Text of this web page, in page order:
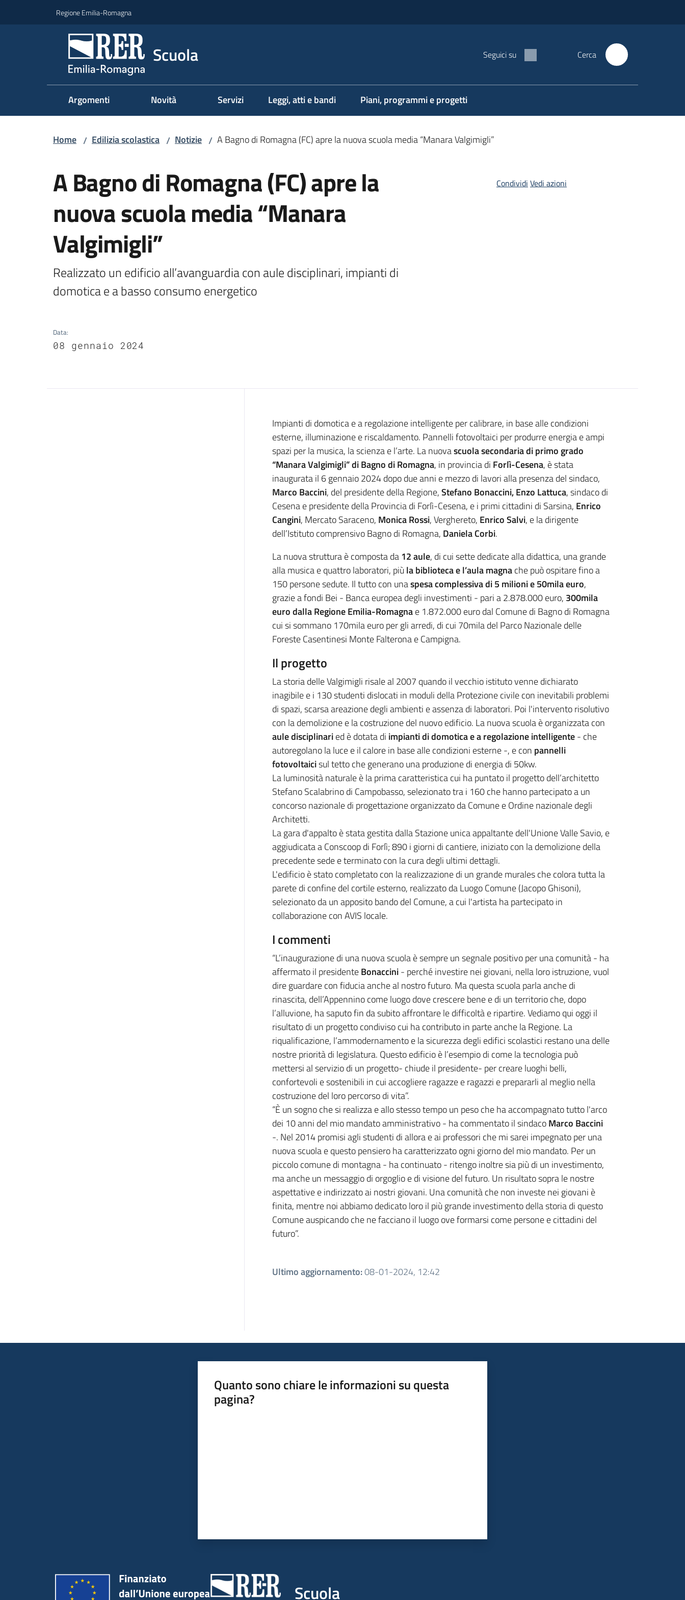
Regione Emilia-Romagna
Scuola Seguici su Cerca
Argomenti Novità Servizi Leggi, atti e bandi Piani, programmi e progetti
Home / Edilizia scolastica / Notizie / A Bagno di Romagna (FC) apre la nuova scuola media “Manara Valgimigli”
A Bagno di Romagna (FC) apre la
nuova scuola media “Manara
Valgimigli”
Realizzato un edificio all’avanguardia con aule disciplinari, impianti di
domotica e a basso consumo energetico
Data:
08 gennaio 2024
Condividi Vedi azioni
Introduzione
Impianti di domotica e a regolazione intelligente per calibrare, in base alle condizioni
esterne, illuminazione e riscaldamento. Pannelli fotovoltaici per produrre energia e ampi
spazi per la musica, la scienza e l’arte. La nuovascuola secondaria di primo grado
“Manara Valgimigli” di Bagno di Romagna, in provincia di Forlì-Cesena, è stata
inaugurata il 6 gennaio 2024 dopo due anni e mezzo di lavori alla presenza del sindaco,
Marco Baccini, del presidente della Regione,Stefano Bonaccini, Enzo Lattuca, sindaco di
Cesena e presidente della Provincia di Forlì-Cesena, e i primi cittadini di Sarsina, Enrico
Cangini, Mercato Saraceno, Monica Rossi, Verghereto, Enrico Salvi, e la dirigente
dell’Istituto comprensivo Bagno di Romagna, Daniela Corbi.
La nuova struttura è composta da12 aule, di cui sette dedicate alla didattica, una grande
alla musica e quattro laboratori, più la biblioteca e l’aula magnache può ospitare fino a
150 persone sedute. Il tutto con unaspesa complessiva di 5 milioni e 50mila euro,
grazie a fondi Bei - Banca europea degli investimenti - pari a 2.878.000 euro, 300mila
euro dalla Regione Emilia-Romagnae 1.872.000 euro dal Comune di Bagno di Romagna
cui si sommano 170mila euro per gli arredi, di cui 70mila del Parco Nazionale delle
Foreste Casentinesi Monte Falterona e Campigna.
Il progetto
La storia delle Valgimigli risale al 2007 quando il vecchio istituto venne dichiarato
inagibile e i 130 studenti dislocati in moduli della Protezione civile con inevitabili problemi
di spazi, scarsa areazione degli ambienti e assenza di laboratori. Poi l'intervento risolutivo
con la demolizione e la costruzione del nuovo edificio. La nuova scuola è organizzata con
aule disciplinaried è dotata di impianti di domotica e a regolazione intelligente- che
autoregolano la luce e il calore in base alle condizioni esterne -, e con pannelli
fotovoltaicisul tetto che generano una produzione di energia di 50kw.
La luminosità naturale è la prima caratteristica cui ha puntato il progetto dell’architetto
Stefano Scalabrino di Campobasso, selezionato tra i 160 che hanno partecipato a un
concorso nazionale di progettazione organizzato da Comune e Ordine nazionale degli
Architetti.
La gara d'appalto è stata gestita dalla Stazione unica appaltante dell'Unione Valle Savio, e
aggiudicata a Conscoop di Forlì; 890 i giorni di cantiere, iniziato con la demolizione della
precedente sede e terminato con la cura degli ultimi dettagli.
L'edificio è stato completato con la realizzazione di un grande murales che colora tutta la
parete di confine del cortile esterno, realizzato da Luogo Comune (Jacopo Ghisoni),
selezionato da un apposito bando del Comune, a cui l'artista ha partecipato in
collaborazione con AVIS locale.
I commenti
“L’inaugurazione di una nuova scuola è sempre un segnale positivo per una comunità - ha
affermato il presidenteBonaccini- perché investire nei giovani, nella loro istruzione, vuol
dire guardare con fiducia anche al nostro futuro. Ma questa scuola parla anche di
rinascita, dell’Appennino come luogo dove crescere bene e di un territorio che, dopo
l’alluvione, ha saputo fin da subito affrontare le difficoltà e ripartire. Vediamo qui oggi il
risultato di un progetto condiviso cui ha contributo in parte anche la Regione. La
riqualificazione, l’ammodernamento e la sicurezza degli edifici scolastici restano una delle
nostre priorità di legislatura. Questo edificio è l’esempio di come la tecnologia può
mettersi al servizio di un progetto- chiude il presidente- per creare luoghi belli,
confortevoli e sostenibili in cui accogliere ragazze e ragazzi e prepararli al meglio nella
costruzione del loro percorso di vita”.
“È un sogno che si realizza e allo stesso tempo un peso che ha accompagnato tutto l'arco
dei 10 anni del mio mandato amministrativo - ha commentato il sindacoMarco Baccini
-. Nel 2014 promisi agli studenti di allora e ai professori che mi sarei impegnato per una
nuova scuola e questo pensiero ha caratterizzato ogni giorno del mio mandato. Per un
piccolo comune di montagna - ha continuato - ritengo inoltre sia più di un investimento,
ma anche un messaggio di orgoglio e di visione del futuro. Un risultato sopra le nostre
aspettative e indirizzato ai nostri giovani. Una comunità che non investe nei giovani è
finita, mentre noi abbiamo dedicato loro il più grande investimento della storia di questo
Comune auspicando che ne facciano il luogo ove formarsi come persone e cittadini del
futuro”.
Ultimo aggiornamento:08-01-2024, 12:42
Quanto sono chiare le informazioni su questa
pagina?
Scuola